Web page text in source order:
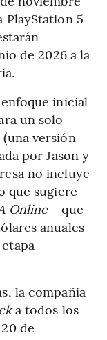
PlayStation 5
de 2026 a la
inicial
un solo
versión
por Jason y
no incluye
que sugiere
Online—que
anuales
la compañía
a todos los
de